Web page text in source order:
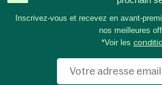
Inscrivez-vous et recevez en avant-
nos meilleures
*Voir les